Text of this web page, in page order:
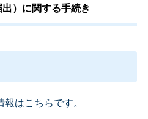
）に関する手続き
はこちらです。